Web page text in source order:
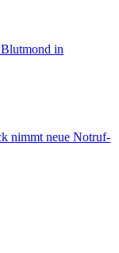
in
nimmt neue Notruf-